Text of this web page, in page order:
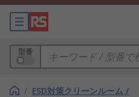
型番
/ ESD対策クリーンルーム /